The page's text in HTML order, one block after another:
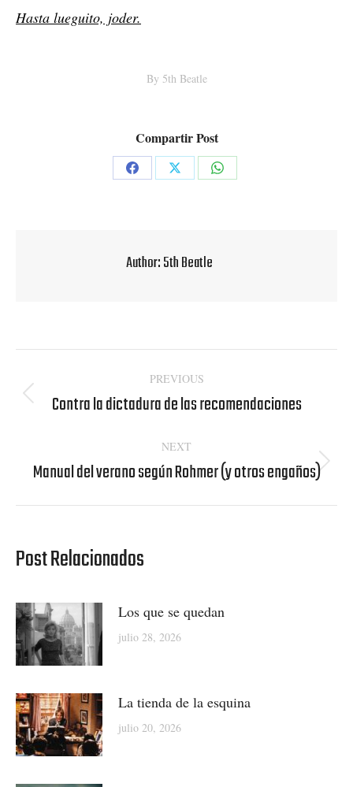
Hasta lueguito, joder.
By 5th Beatle
Compartir Post
Share
Share
Share
Author:5th Beatle
navigation
PREVIOUS
Previous
Contra la dictadura de las recomendaciones
NEXT
Next
Manual del verano según Rohmer (y otros engaños)
Post Relacionados
Los que se quedan
julio 28, 2026
La tienda de la esquina
julio 20, 2026